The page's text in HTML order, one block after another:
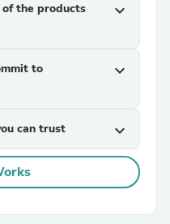
the products
expand_more
to
expand_more
can trust expand_more